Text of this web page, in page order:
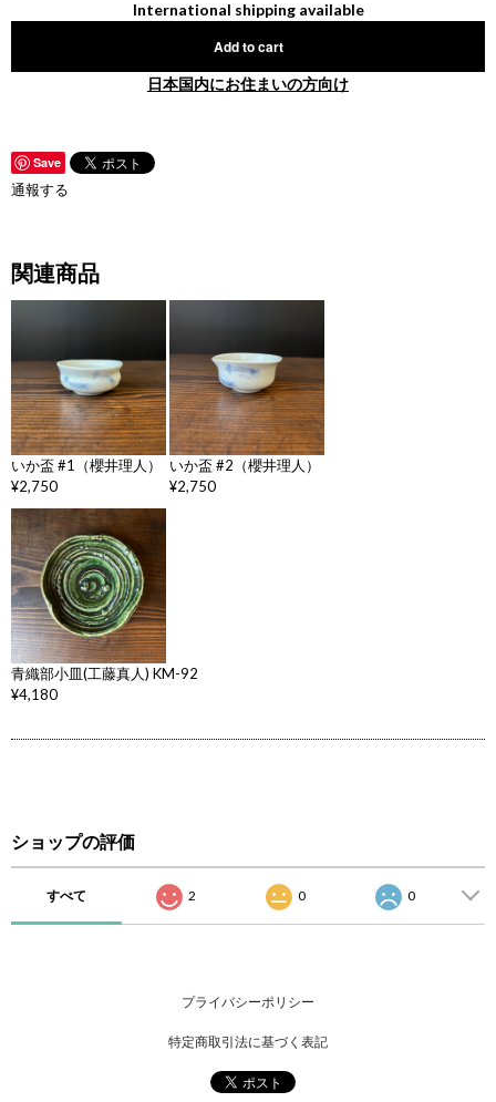
International shipping available
Add to cart
日本国内にお住まいの方向け
Save
通報する
関連商品
いか盃 #1（櫻井理人）
¥2,750
いか盃 #2（櫻井理人）
¥2,750
青織部小皿(工藤真人) KM-92
¥4,180
ショップの評価
すべて 2 0 0
プライバシーポリシー
特定商取引法に基づく表記